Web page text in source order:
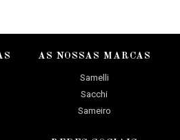
AS NOSSAS MARCAS
Samelli
Sacchi
Sameiro